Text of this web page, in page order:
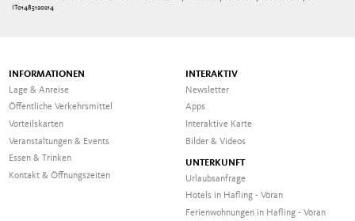
IT01485120214
INFORMATIONEN
Lage & Anreise
Öffentliche Verkehrsmittel
Vorteilskarten
Veranstaltungen & Events
Essen & Trinken
Kontakt & Öffnungszeiten
INTERAKTIV
Newsletter
Apps
Interaktive Karte
Bilder & Videos
UNTERKUNFT
Urlaubsanfrage
Hotels in Hafling - Vöran
Ferienwohnungen in Hafling - Vöran